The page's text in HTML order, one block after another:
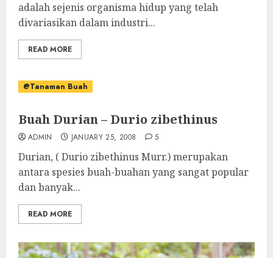
adalah sejenis organisma hidup yang telah
divariasikan dalam industri...
READ MORE
@Tanaman Buah
Buah Durian – Durio zibethinus
ADMIN JANUARY 25, 2008 5
Durian, ( Durio zibethinus Murr.) merupakan
antara spesies buah-buahan yang sangat popular
dan banyak...
READ MORE